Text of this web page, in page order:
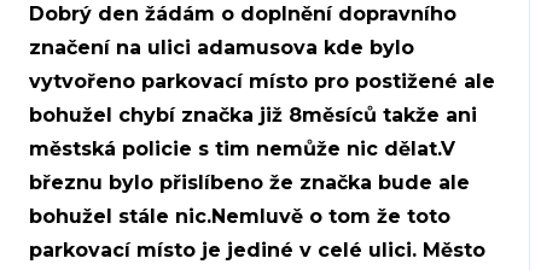
Dobrý den žádám o doplnění dopravního
značení na ulici adamusova kde bylo
vytvořeno parkovací místo pro postižené ale
bohužel chybí značka již 8měsíců takže ani
městská policie s tim nemůže nic dělat.V
březnu bylo přislíbeno že značka bude ale
bohužel stále nic.Nemluvě o tom že toto
parkovací místo je jediné v celé ulici. Město